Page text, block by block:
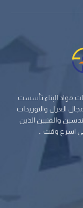
مواد البناء تأسست
في مجال العزل والتوريدات
والفنيين الذين
اسرع وقت ..